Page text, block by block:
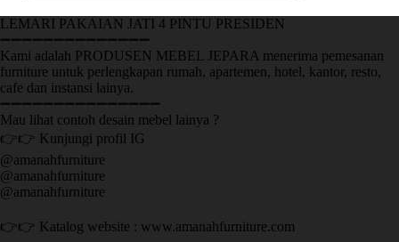
LEMARI PAKAIAN JATI 4 PINTU PRESIDEN
➖➖➖➖➖➖➖➖➖➖➖➖➖➖
Kami adalah PRODUSEN MEBEL JEPARA menerima pemesanan
furniture untuk perlengkapan rumah, apartemen, hotel, kantor, resto,
cafe dan instansi lainya.
➖➖➖➖➖➖➖➖➖➖➖➖➖➖➖
Mau lihat contoh desain mebel lainya ?
👉👉 Kunjungi profil IG
@amanahfurniture
@amanahfurniture
@amanahfurniture
👉👉 Katalog website : www.amanahfurniture.com